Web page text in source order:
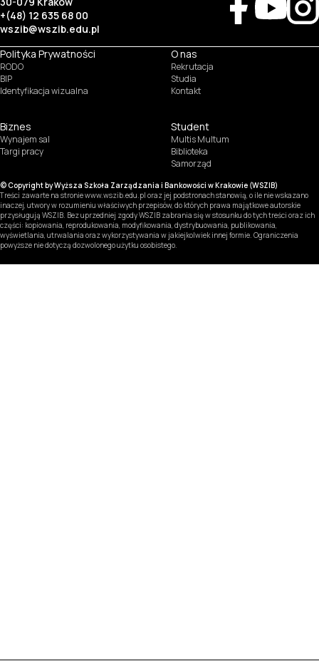
+(48) 12 635 68 00
wszib@wszib.edu.pl
Polityka Prywatności
RODO
BIP
Identyfikacja wizualna
O nas
Rekrutacja
Studia
Kontakt
Biznes
Wynajem sal
Targi pracy
Student
Multis Multum
Biblioteka
Samorząd
© Copyright by Wyższa Szkoła Zarządzania i Bankowości w Krakowie (WSZIB)
Treści zawarte na stronie www.wszib.edu.pl oraz jej podstronach stanowią, o ile nie wskazano
inaczej, utwory w rozumieniu właściwych przepisów, do których prawa majątkowe autorskie
przysługują WSZIB. Bez uprzedniej zgody WSZIB zabrania się w stosunku do tych treści oraz ich
części: kopiowania, reprodukowania, modyfikowania, dystrybuowania, publikowania,
wyświetlania, utrwalania oraz wykorzystywania w jakiejkolwiek innej formie. Ograniczenia
powyższe nie dotyczą dozwolonego użytku osobistego.